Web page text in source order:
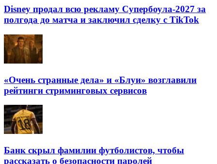
Disney продал всю рекламу Супербоула-2027 за
полгода до матча и заключил сделку с TikTok
«Очень странные дела» и «Блуи» возглавили
рейтинги стриминговых сервисов
Банк скрыл фамилии футболистов, чтобы
рассказать о безопасности паролей